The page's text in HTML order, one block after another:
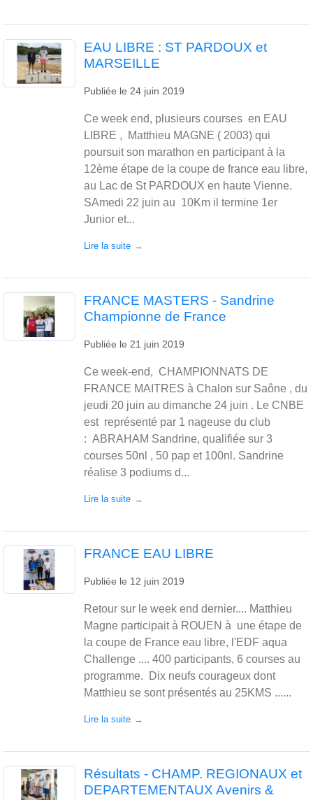
EAU LIBRE : ST PARDOUX et
MARSEILLE
Publiée le 24 juin 2019
Ce week end, plusieurs courses en EAU
LIBRE , Matthieu MAGNE ( 2003) qui
poursuit son marathon en participant à la
12ème étape de la coupe de france eau libre,
au Lac de St PARDOUX en haute Vienne.
SAmedi 22 juin au 10Km il termine 1er
Junior et...
Lire la suite
FRANCE MASTERS - Sandrine
Championne de France
Publiée le 21 juin 2019
Ce week-end, CHAMPIONNATS DE
FRANCE MAITRES à Chalon sur Saône , du
jeudi 20 juin au dimanche 24 juin . Le CNBE
est représenté par 1 nageuse du club
: ABRAHAM Sandrine, qualifiée sur 3
courses 50nl , 50 pap et 100nl. Sandrine
réalise 3 podiums d...
Lire la suite
FRANCE EAU LIBRE
Publiée le 12 juin 2019
Retour sur le week end dernier.... Matthieu
Magne participait à ROUEN à une étape de
la coupe de France eau libre, l'EDF aqua
Challenge .... 400 participants, 6 courses au
programme. Dix neufs courageux dont
Matthieu se sont présentés au 25KMS ......
Lire la suite
Résultats - CHAMP. REGIONAUX et
DEPARTEMENTAUX Avenirs &